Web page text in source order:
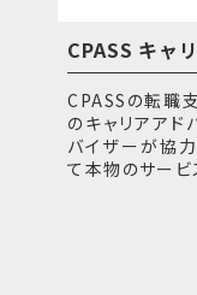
CPASS キャ
CPASSの転職
のキャリアアド
バイザーが協
て本物のサービ